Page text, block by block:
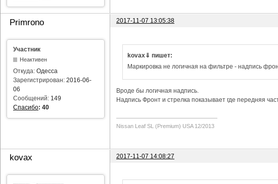
Primrono 2017-11-07 13:05:38
Участник
Неактивен
Откуда: Одесса
Зарегистрирован: 2016-06-
06
Сообщений: 149
Спасибо: 40
kovax⇓ пишет:
Маркировка не логичная на фильтре - надпись
Вроде бы логичная надпись.
Надпись Фронт и стрелка показывает где передняя
Nissan Leaf SL (Premium) USA 12/2013
kovax 2017-11-07 14:08:27